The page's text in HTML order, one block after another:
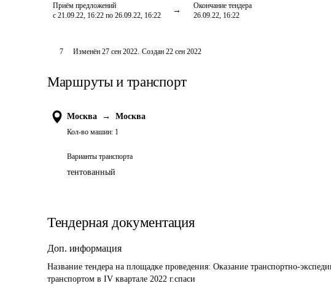
Приём предложений
с 21.09.22, 16:22 по 26.09.22, 16:22
Окончание тендера
26.09.22, 16:22
7 Изменён 27 сен 2022. Создан 22 сен 2022
Маршруты и транспорт
Москва → Москва
Кол-во машин: 1
Варианты транспорта
тентованный
Тендерная документация
Доп. информация
Название тендера на площадке проведения: Оказание транспортно-
транспортом в IV квартале 2022 г.спаси